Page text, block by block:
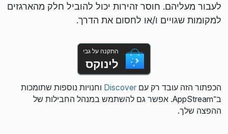
לעבור מעליהם. חוסר זהירות יכול להוביל חלק מהארגזים
למקומות שגויים ו/או לחסום את הדרך.
התקנה על גבי
לינוקס
הכפתור הזה עובד רק עםDiscover וחנויות נוספות שתומכות
ב־AppStream. אפשר גם להשתמש במנהל החבילות של
ההפצה שלך.